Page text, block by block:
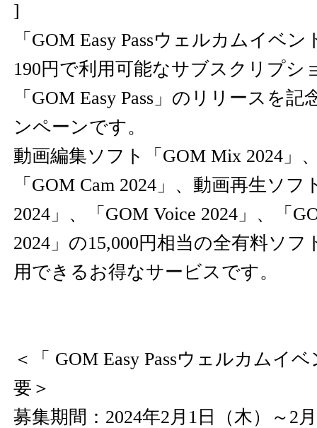
]
「GOM Easy Passウェルカムイベ
190円で利用可能なサブスクリプシ
「GOM Easy Pass」のリリースを
ンペーンです。
動画編集ソフト「GOM Mix 2024」
「GOM Cam 2024」、動画再生ソフ
2024」、「GOM Voice 2024」、「
2024」の15,000円相当の全有料ソフ
用できるお得なサービスです。
＜「 GOM Easy Passウェルカムイ
要＞
募集期間：2024年2月1日（木）～2